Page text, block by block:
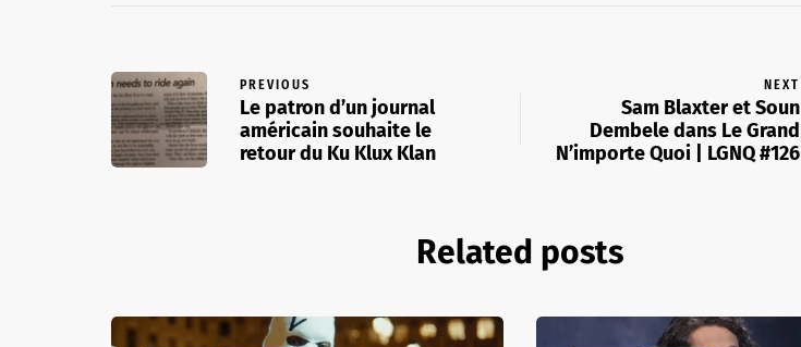
PREVIOUS
Le patron d’un journal
américain souhaite le
retour du Ku Klux Klan
NEXT
Sam Blaxter et Soun
Dembele dans Le Grand
N’importe Quoi | LGNQ #126
Related posts